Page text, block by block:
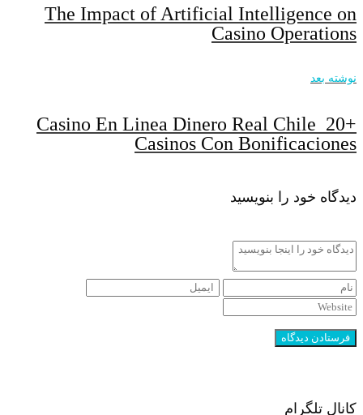
The Impact of Artificial Intelligence on
Casino Operations
نوشته بعد
Casino En Linea Dinero Real Chile ️ 20+
Casinos Con Bonificaciones
دیدگاه خود را بنویسید
کانال تلگرام